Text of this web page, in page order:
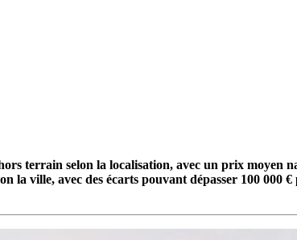
terrain selon la localisation, avec un prix moyen
la ville, avec des écarts pouvant dépasser 100